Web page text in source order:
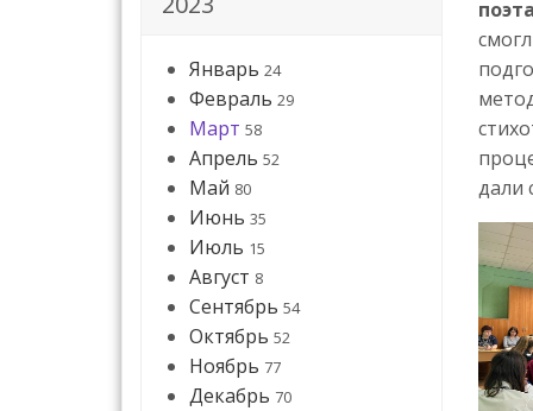
Январь 24
Февраль 29
Март 58
Апрель 52
Май 80
Июнь 35
Июль 15
Август 8
Сентябрь 54
Октябрь 52
Ноябрь 77
Декабрь 70
дали